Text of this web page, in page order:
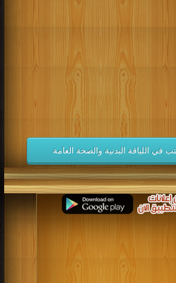
كتب 2000
كتب 1992
كتب 1991
كتب 1989 كتب 1988
كتب 1987
كتب 1984
كتب 1983
كتب 1980
كتب 1979
كتب 1976
كتب 1975
كتب 1972
كتب 1971
كتب 1968
كتب 1967
كتب 1964
كتب 1963
كتب 1960
كتب 1959
كتب 1957
كتب 1952
كتب 1951
في اللياقة البدنية والصحة العامة